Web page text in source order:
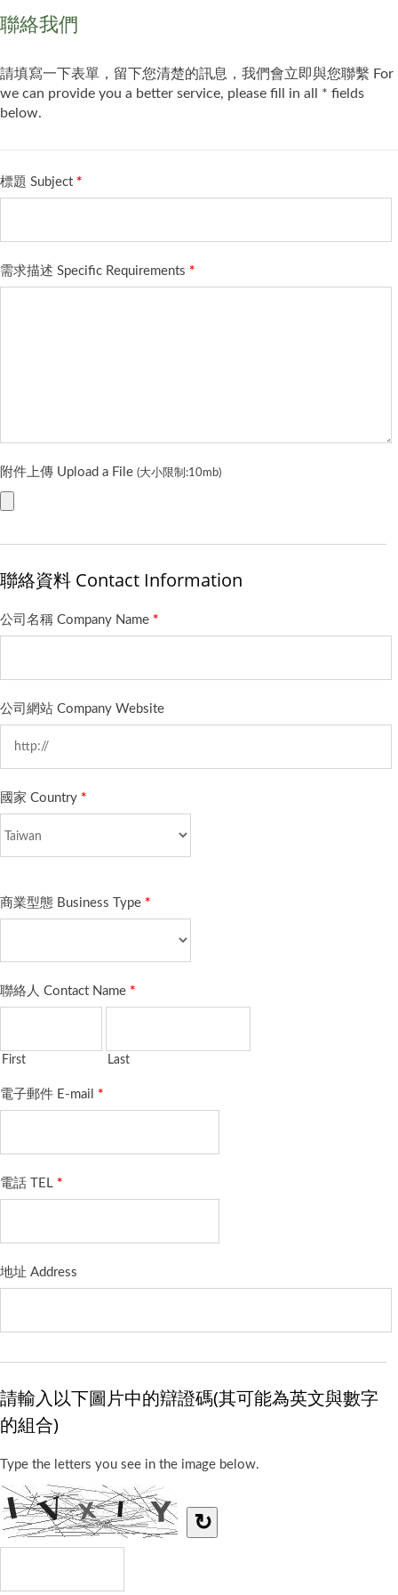
聯絡我們
請填寫一下表單，留下您清楚的訊息，我們會立即與您聯繫 For
we can provide you a better service, please fill in all * fields
below.
標題 Subject *
需求描述 Specific Requirements *
附件上傳 Upload a File (大小限制:10mb)
聯絡資料 Contact Information
公司名稱 Company Name *
公司網站 Company Website
國家 Country *
商業型態 Business Type *
聯絡人 Contact Name *
First Last
電子郵件 E-mail *
電話 TEL *
地址 Address
請輸入以下圖片中的辯證碼(其可能為英文與數字
的組合)
Type the letters you see in the image below.
↻